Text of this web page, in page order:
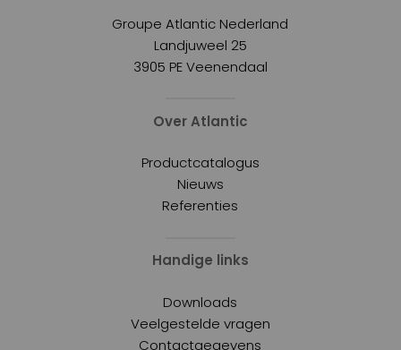
Groupe Atlantic Nederland
Landjuweel 25
3905 PE Veenendaal
Over Atlantic
Productcatalogus
Nieuws
Referenties
Handige links
Downloads
Veelgestelde vragen
Contactgegevens